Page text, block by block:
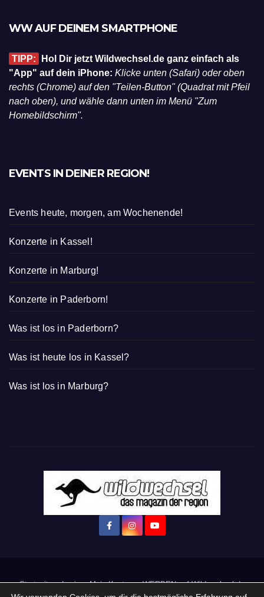
WW AUF DEINEM SMARTPHONE
TIPP:
Hol Dir jetzt Wildwechsel.de ganz einfach als
"App" auf dein iPhone: Klicke unten (Safari) oder oben
rechts (Chrome) auf den "Teilen-Button" (Quadrat mit Pfeil
nach oben), und wähle dann unten im Menü "Zum
Homebildschirm".
EVENTS IN DEINER REGION!
Events heute, morgen, am Wochenende!
Konzerte in Kassel!
Konzerte in Marburg!
Konzerte in Paderborn!
Was ist los in Paderborn?
Was ist heute los in Kassel?
Was ist los in Marburg?
Startseite Login Mein Konto · WERBEN auf Wildwechsel.de